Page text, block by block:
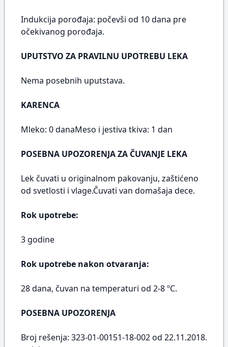
Indukcija porođaja: počevši od 10 dana pre
očekivanog porođaja.
UPUTSTVO ZA PRAVILNU UPOTREBU LEKA
Nema posebnih uputstava.
KARENCA
Mleko: 0 danaMeso i jestiva tkiva: 1 dan
POSEBNA UPOZORENJA ZA ČUVANJE LEKA
Lek čuvati u originalnom pakovanju, zaštićeno
od svetlosti i vlage.Čuvati van domašaja dece.
Rok upotrebe:
3 godine
Rok upotrebe nakon otvaranja:
28 dana, čuvan na temperaturi od 2-8 ºC.
POSEBNA UPOZORENJA
Broj rešenja: 323-01-00151-18-002 od 22.11.2018.